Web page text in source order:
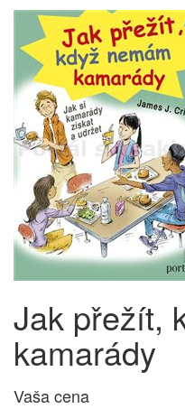
Jak přežít,
kamarády
Vaša cena